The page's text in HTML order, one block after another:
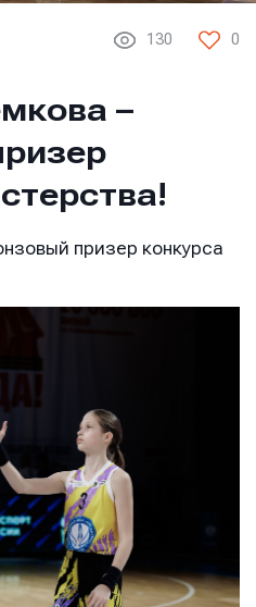
130 0
–
призер конкурса